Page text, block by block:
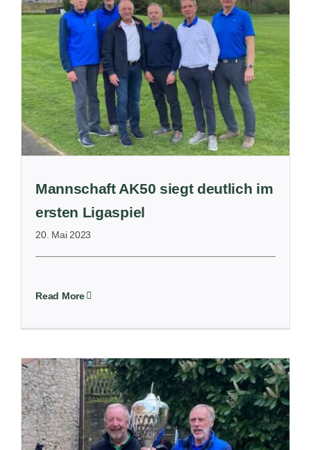
Mannschaft AK50 siegt deutlich im
ersten Ligaspiel
20. Mai 2023
Read More